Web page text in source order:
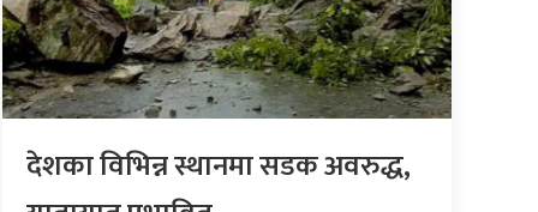
देशका विभिन्न स्थानमा सडक अवरुद्ध,